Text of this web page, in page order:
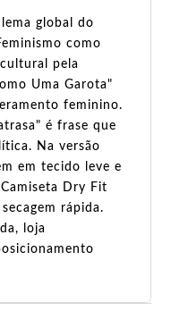
global do
como
pela
Uma Garota"
feminino.
é frase que
Na versão
em tecido leve e
Dry Fit
rápida.
loja